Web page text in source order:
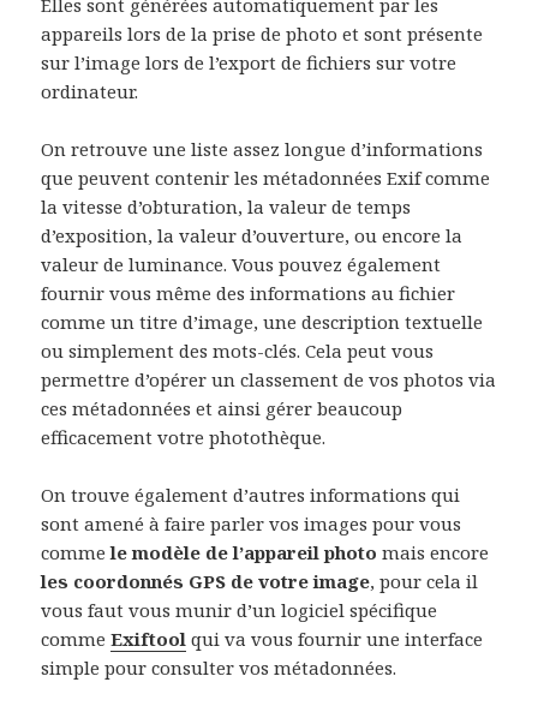
Elles sont générées automatiquement par les
appareils lors de la prise de photo et sont présente
sur l’image lors de l’export de fichiers sur votre
ordinateur.
On retrouve une liste assez longue d’informations
que peuvent contenir les métadonnées Exif comme
la vitesse d’obturation, la valeur de temps
d’exposition, la valeur d’ouverture, ou encore la
valeur de luminance. Vous pouvez également
fournir vous même des informations au fichier
comme un titre d’image, une description textuelle
ou simplement des mots-clés. Cela peut vous
permettre d’opérer un classement de vos photos via
ces métadonnées et ainsi gérer beaucoup
efficacement votre photothèque.
On trouve également d’autres informations qui
sont amené à faire parler vos images pour vous
comme le modèle de l’appareil photo mais encore
les coordonnés GPS de votre image, pour cela il
vous faut vous munir d’un logiciel spécifique
commeExiftool qui va vous fournir une interface
simple pour consulter vos métadonnées.